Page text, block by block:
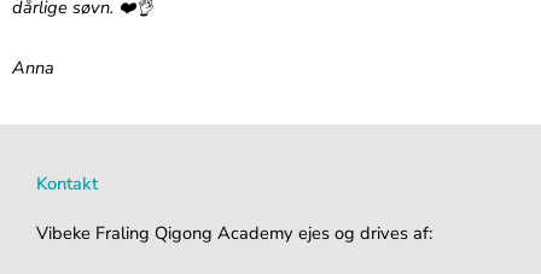
dårlige søvn. ❤️👌‬
Anna
Kontakt
Vibeke Fraling Qigong Academy ejes og drives af: